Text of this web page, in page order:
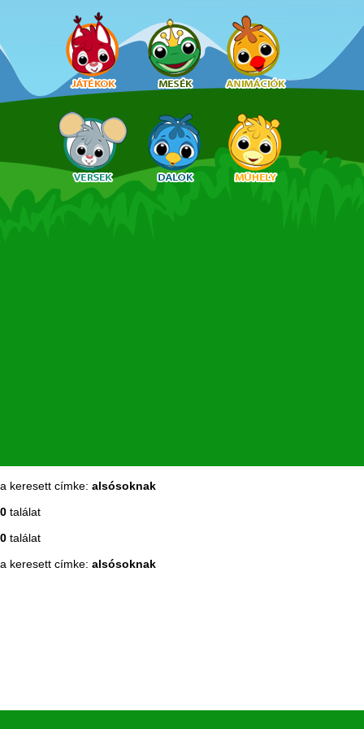
a keresett címke: alsósoknak
0 találat
0 találat
a keresett címke: alsósoknak